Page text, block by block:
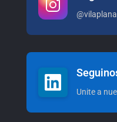
Unite a